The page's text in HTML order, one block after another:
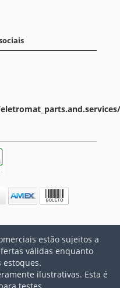
estão sujeitos a
válidas enquanto
estoques.
ilustrativas. Esta é